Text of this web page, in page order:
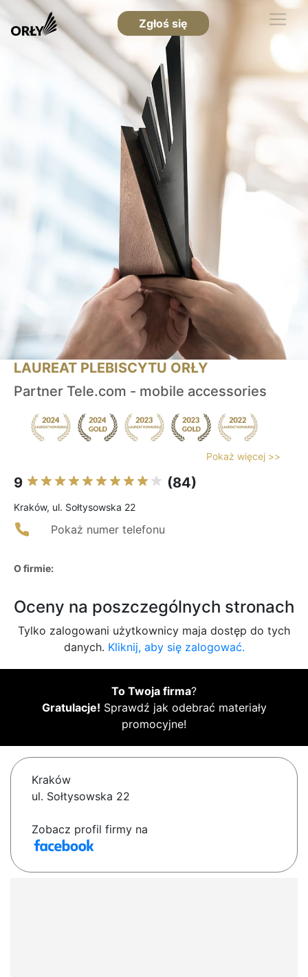
Zgłoś się
LAUREAT PLEBISCYTU ORŁY
Partner Tele.com - mobile accessories
Pokaż więcej >>
9 (84)
Kraków, ul. Sołtysowska 22
Pokaż numer telefonu
O firmie:
Oceny na poszczególnych stronach
Tylko zalogowani użytkownicy maja dostęp do tych
danych. Kliknij, aby się zalogować.
To Twoja firma?
Gratulacje! Sprawdź jak odebrać materiały
promocyjne!
Kraków
ul. Sołtysowska 22
Zobacz profil firmy na